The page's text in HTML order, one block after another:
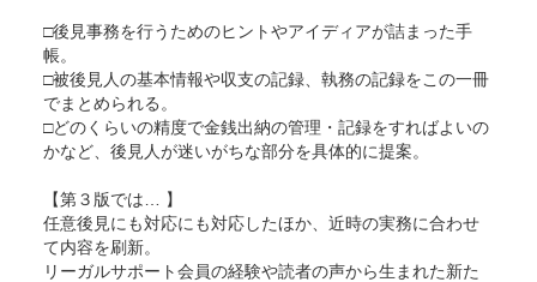
□後見事務を行うためのヒントやアイディアが詰まった手
帳。
□被後見人の基本情報や収支の記録、執務の記録をこの一冊
でまとめられる。
□どのくらいの精度で金銭出納の管理・記録をすればよいの
かなど、後見人が迷いがちな部分を具体的に提案。
【第３版では… 】
任意後見にも対応にも対応したほか、近時の実務に合わせ
て内容を刷新。
リーガルサポート会員の経験や読者の声から生まれた新た